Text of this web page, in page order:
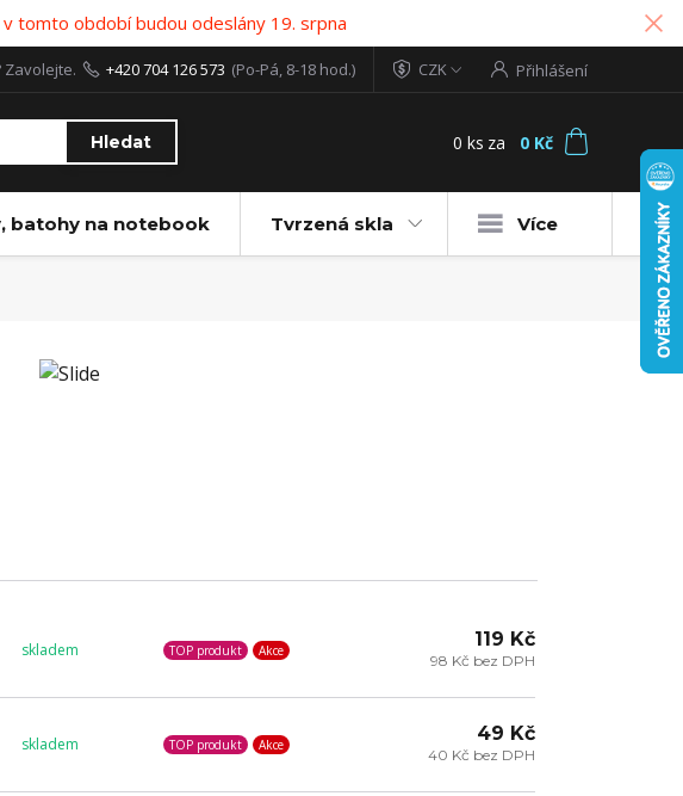
tomto období budou odeslány 19. srpna
CZK Přihlášení
Hledat
Zavolejte. +420 704 126 573 (Po-Pá, 8-18 hod.)
0 ks za 0 Kč
batohy na notebook Tvrzená skla Více
skladem TOP produkt Akce 119 Kč
98 Kč bez DPH
skladem TOP produkt Akce 49 Kč
40 Kč bez DPH